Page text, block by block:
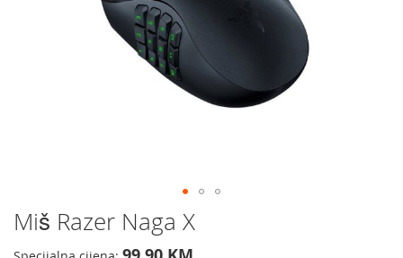
Preskočite
na
početak
Miš Razer Naga X